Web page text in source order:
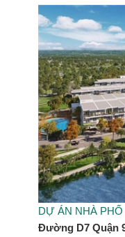
DỰ ÁN NHÀ PHỐ
Đường D7 Quận